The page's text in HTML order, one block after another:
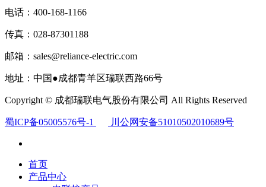
电话：400-168-1166
传真：028-87301188
邮箱：sales@reliance-electric.com
地址：中国●成都青羊区瑞联西路66号
Copyright © 成都瑞联电气股份有限公司 All Rights Reserved
蜀ICP备05005576号-1 川公网安备51010502010689号
首页
产品中心